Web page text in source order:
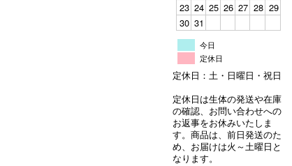
23 24 25 26 27 28 29
30 31
今日
定休日
定休日：土・日曜日・祝日
定休日は生体の発送や在庫
の確認、お問い合わせへの
お返事をお休みいたしま
す。商品は、前日発送のた
め、お届けは火～土曜日と
なります。